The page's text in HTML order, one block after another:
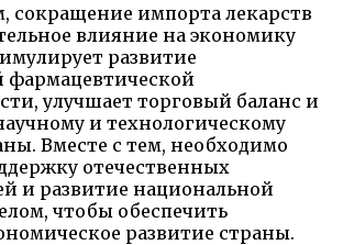
сокращение импорта лекарств
влияние на экономику
развитие
фармацевтической
улучшает торговый баланс и
и технологическому
Вместе с тем, необходимо
отечественных
и развитие национальной
чтобы обеспечить
развитие страны.